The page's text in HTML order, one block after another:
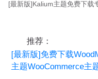
[最新版]Kalium主题免费下载
推荐：
[最新版]免费下载
主题WooCommerce主